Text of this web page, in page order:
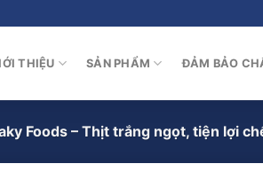
THIỆU SẢN PHẨM ĐẢM BẢO
Foods – Thịt trắng ngọt, tiện lợi